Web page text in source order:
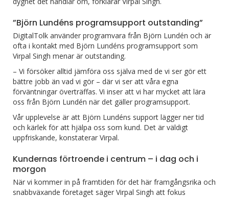
”Björn Lundéns programsupport outstanding”
DigitalTolk använder programvara från Björn Lundén och är
ofta i kontakt med Björn Lundéns programsupport som
Virpal Singh menar är outstanding.
– Vi försöker alltid jämföra oss själva med de vi ser gör ett
bättre jobb än vad vi gör – där vi ser att våra egna
förväntningar överträffas. Vi inser att vi har mycket att lära
oss från Björn Lundén när det gäller programsupport.
Vår upplevelse är att Björn Lundéns support lägger ner tid
och kärlek för att hjälpa oss som kund. Det är väldigt
uppfriskande, konstaterar Virpal.
Kundernas förtroende i centrum – i dag och i
morgon
När vi kommer in på framtiden för det här framgångsrika och
snabbväxande företaget säger Virpal Singh att fokus